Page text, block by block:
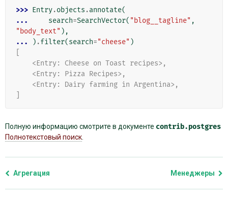
>>> Entry.objects .annotate(
...
search=SearchVector( "blog__tagline" ,
"body_text" ),
...
) .filter(search="cheese" )
    <Entry: Cheese on Toast recipes>,
    <Entry: Pizza Recipes>,
    <Entry: Dairy farming in Argentina>,
Полную информацию смотрите в документе contrib.postgres
Полнотекстовый поиск
Агрегация Менеджеры